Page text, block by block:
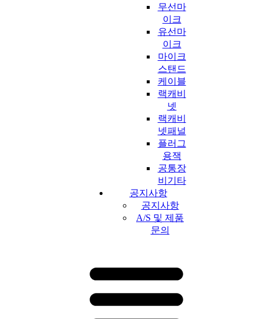
무선마
이크
유선마
이크
마이크
스탠드
케이블
랙캐비
넷
랙캐비
넷패널
플러그
용잭
공통장
비기타
공지사항
공지사항
A/S 및 제품
문의